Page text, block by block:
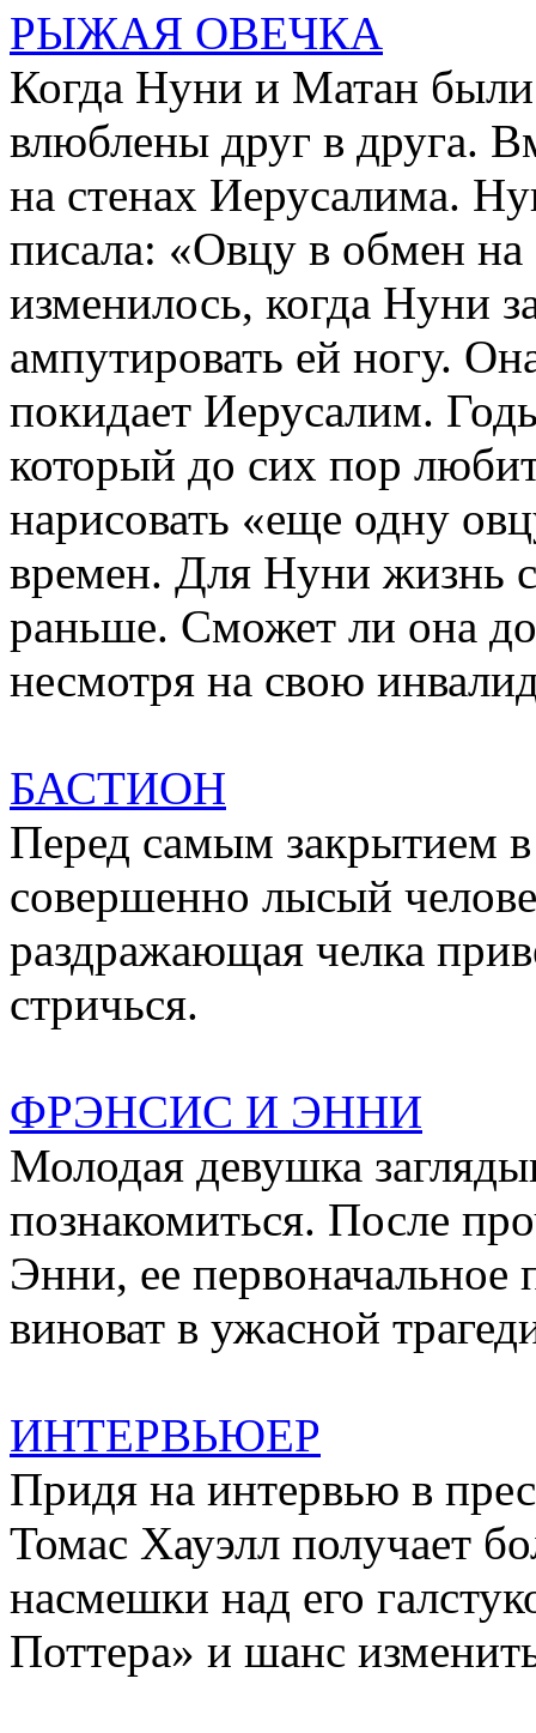
РЫЖАЯ ОВЕЧКА
Когда Нуни и Матан
влюблены друг в друга.
на стенах Иерусалима.
писала: «Овцу в обмен
изменилось, когда Нуни
ампутировать ей ногу.
покидает Иерусалим.
который до сих пор
нарисовать «еще одну
времен. Для Нуни жизнь
раньше. Сможет ли она
несмотря на свою
БАСТИОН
Перед самым закрытием
совершенно лысый
раздражающая челка
стричься.
ФРЭНСИС И ЭННИ
Молодая девушка
познакомиться. После
Энни, ее первоначальное
виноват в ужасной
ИНТЕРВЬЮЕР
Придя на интервью в
Томас Хауэлл получает
насмешки над его
Поттера» и шанс